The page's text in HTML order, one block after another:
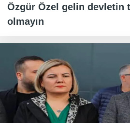
Özgür Özel gelin devletin
olmayın